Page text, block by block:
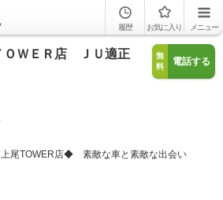
履歴 お気に入り メニュー
ＷＥＲ店 ＪＵ適正
無
料
電話する
尾TOWER店◆ 素敵な車と素敵な出会い